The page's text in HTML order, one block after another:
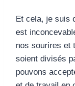
Et cela, je suis
est
nos sourires et
soient divisés
pouvons